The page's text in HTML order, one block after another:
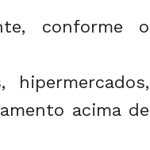
conforme o
hipermercados,
acima de